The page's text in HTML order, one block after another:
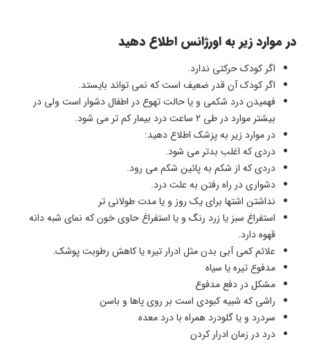
در موارد زیر به اورژانس اطلاع دهید
اگر کودک حرکتی ندارد.
اگر کودک آن قدر ضعیف است که نمی تواند بایستد.
فهمیدن درد شکمی و یا حالت تهوع در اطفال دشوار است ولی در
بیشتر موارد در طی 2 ساعت درد بیمار کم تر می شود.
در موارد زیر به پزشک اطلاع دهید:
دردی که اغلب بدتر می شود.
دردی که از شکم به پائین شکم می رود.
دشواری در راه رفتن به علت درد.
نداشتن اشتها برای یک روز و یا مدت طولانی تر
استفراغ سبز یا زرد رنگ و یا استفراغ حاوی خون که نمای شبه دانه
قهوه دارد.
علائم کمی آبی بدن مثل ادرار تیره یا کاهش رطوبت پوشک.
مدفوع تیره یا سیاه
مشکل در دفع مدفوع
راشی که شبیه کبودی است بر روی پاها و باسن
سردرد و یا گلودرد همراه با درد معده
درد در زمان ادرار کردن